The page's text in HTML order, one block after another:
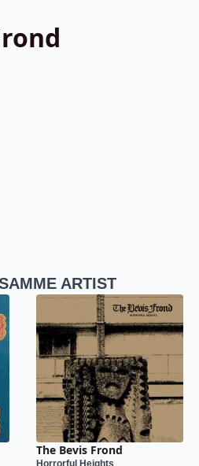
ARTIST
The Bevis Frond
Horrorful Heights